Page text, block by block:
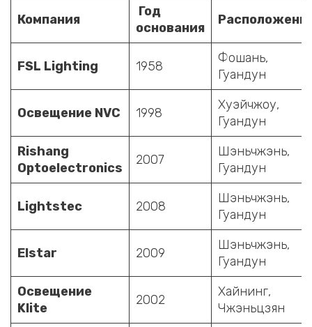
Компания
Год
основания
FSL Lighting 1958
Фошань,
Гуандун
Освещение NVC 1998
Хуэйчжоу,
Гуандун
Rishang
Optoelectronics
2007
Шэньчжэнь,
Гуандун
Lightstec 2008
Шэньчжэнь,
Гуандун
Elstar 2009
Шэньчжэнь,
Гуандун
Освещение
Klite
2002
Хайнинг,
Чжэньцзян